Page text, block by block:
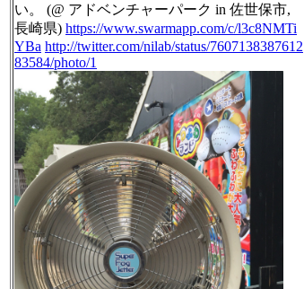
い。 (@ アドベンチャーパーク in 佐世保市,
長崎県) https://www.swarmapp.com/c/l3c8NMTi
YBa http://twitter.com/nilab/status/7607138387612
83584/photo/1